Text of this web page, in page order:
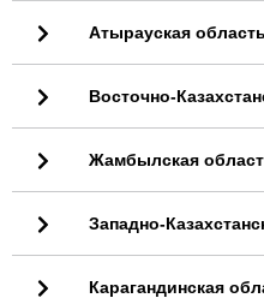
Атырауская область
Восточно-
Жамбылская
Западно-
Карагандинская